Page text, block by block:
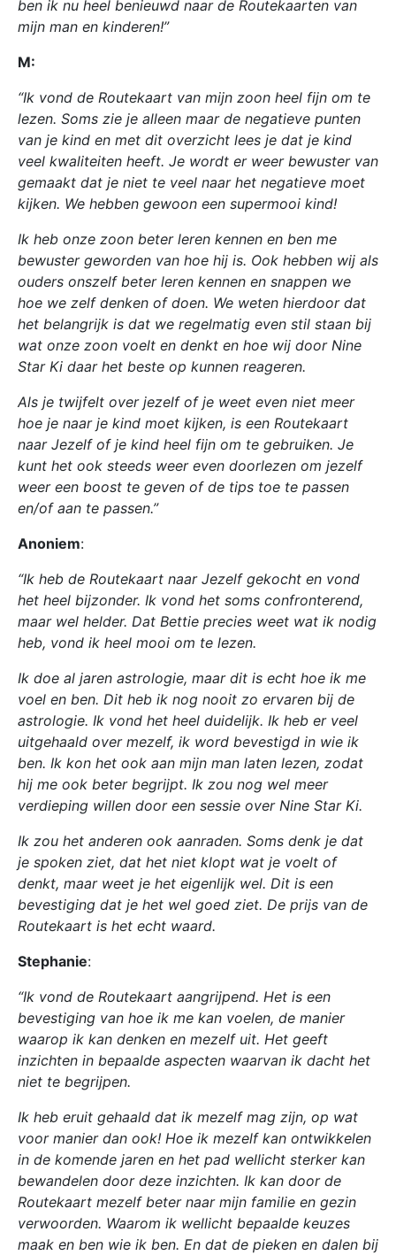
ben ik nu heel benieuwd naar de Routekaarten van
mijn man en kinderen!”
M:
“Ik vond de Routekaart van mijn zoon heel fijn om te
lezen. Soms zie je alleen maar de negatieve punten
van je kind en met dit overzicht lees je dat je kind
veel kwaliteiten heeft. Je wordt er weer bewuster van
gemaakt dat je niet te veel naar het negatieve moet
kijken. We hebben gewoon een supermooi kind!
Ik heb onze zoon beter leren kennen en ben me
bewuster geworden van hoe hij is. Ook hebben wij als
ouders onszelf beter leren kennen en snappen we
hoe we zelf denken of doen. We weten hierdoor dat
het belangrijk is dat we regelmatig even stil staan bij
wat onze zoon voelt en denkt en hoe wij door Nine
Star Ki daar het beste op kunnen reageren.
Als je twijfelt over jezelf of je weet even niet meer
hoe je naar je kind moet kijken, is een Routekaart
naar Jezelf of je kind heel fijn om te gebruiken. Je
kunt het ook steeds weer even doorlezen om jezelf
weer een boost te geven of de tips toe te passen
en/of aan te passen.”
Anoniem:
“Ik heb de Routekaart naar Jezelf gekocht en vond
het heel bijzonder. Ik vond het soms confronterend,
maar wel helder. Dat Bettie precies weet wat ik nodig
heb, vond ik heel mooi om te lezen.
Ik doe al jaren astrologie, maar dit is echt hoe ik me
voel en ben. Dit heb ik nog nooit zo ervaren bij de
astrologie. Ik vond het heel duidelijk. Ik heb er veel
uitgehaald over mezelf, ik word bevestigd in wie ik
ben. Ik kon het ook aan mijn man laten lezen, zodat
hij me ook beter begrijpt. Ik zou nog wel meer
verdieping willen door een sessie over Nine Star Ki.
Ik zou het anderen ook aanraden. Soms denk je dat
je spoken ziet, dat het niet klopt wat je voelt of
denkt, maar weet je het eigenlijk wel. Dit is een
bevestiging dat je het wel goed ziet. De prijs van de
Routekaart is het echt waard.
Stephanie:
“Ik vond de Routekaart aangrijpend. Het is een
bevestiging van hoe ik me kan voelen, de manier
waarop ik kan denken en mezelf uit. Het geeft
inzichten in bepaalde aspecten waarvan ik dacht het
niet te begrijpen.
Ik heb eruit gehaald dat ik mezelf mag zijn, op wat
voor manier dan ook! Hoe ik mezelf kan ontwikkelen
in de komende jaren en het pad wellicht sterker kan
bewandelen door deze inzichten. Ik kan door de
Routekaart mezelf beter naar mijn familie en gezin
verwoorden. Waarom ik wellicht bepaalde keuzes
maak en ben wie ik ben. En dat de pieken en dalen bij